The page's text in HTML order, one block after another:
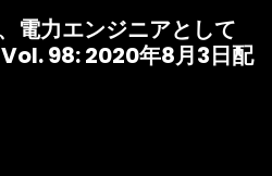
電力エンジニアとして
98: 2020年8月3日配